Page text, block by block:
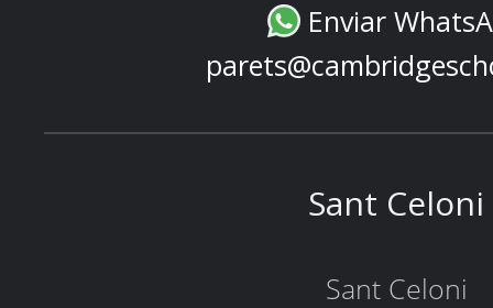
Enviar
Sant Celoni
Sant Celoni